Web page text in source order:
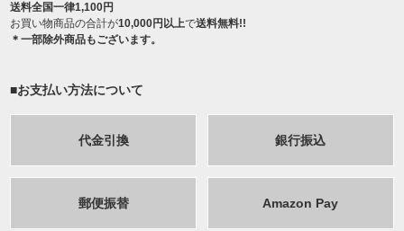
送料全国一律1,100円
お買い物商品の合計が10,000円以上で送料無料!!
＊一部除外商品もございます。
■お支払い方法について
代金引換 銀行振込
郵便振替 Amazon Pay